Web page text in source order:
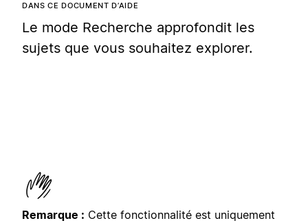
DANS CE DOCUMENT D’AIDE
Le mode Recherche approfondit les
sujets que vous souhaitez explorer.
Remarque : Cette fonctionnalité est uniquement